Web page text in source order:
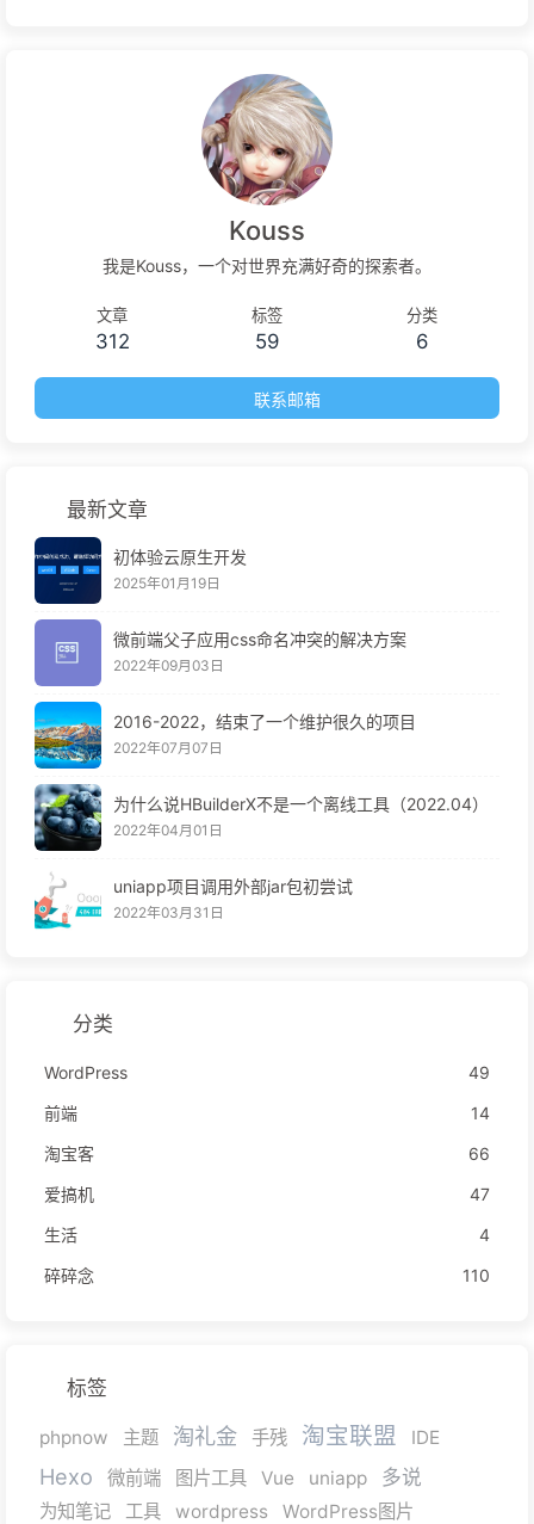
Kouss
我是Kouss，一个对世界充满好奇的探索者。
文章
312
标签
59
分类
6
联系邮箱
最新文章
初体验云原生开发
2025年01月19日
微前端父子应用css命名冲突的解决方案
2022年09月03日
2016-2022，结束了一个维护很久的项目
2022年07月07日
为什么说HBuilderX不是一个离线工具（2022.04）
2022年04月01日
uniapp项目调用外部jar包初尝试
2022年03月31日
分类
WordPress
49
前端
14
淘宝客
66
爱搞机
47
生活
4
碎碎念
110
标签
phpnow 主题 淘礼金 手残 淘宝联盟 IDE
Hexo 微前端 图片工具 Vue uniapp 多说
为知笔记 工具 wordpress
WordPress图片